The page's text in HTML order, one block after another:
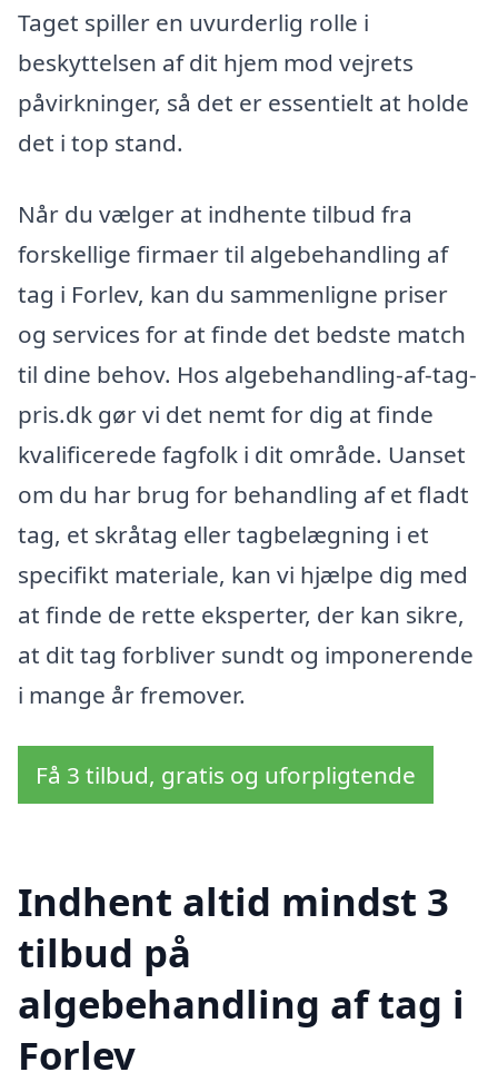
Taget spiller en uvurderlig rolle i
beskyttelsen af dit hjem mod vejrets
påvirkninger, så det er essentielt at holde
det i top stand.
Når du vælger at indhente tilbud fra
forskellige firmaer til algebehandling af
tag i Forlev, kan du sammenligne priser
og services for at finde det bedste match
til dine behov. Hos algebehandling-af-tag-
pris.dk gør vi det nemt for dig at finde
kvalificerede fagfolk i dit område. Uanset
om du har brug for behandling af et fladt
tag, et skråtag eller tagbelægning i et
specifikt materiale, kan vi hjælpe dig med
at finde de rette eksperter, der kan sikre,
at dit tag forbliver sundt og imponerende
i mange år fremover.
Få 3 tilbud, gratis og uforpligtende
Indhent altid mindst 3
tilbud på
algebehandling af tag i
Forlev